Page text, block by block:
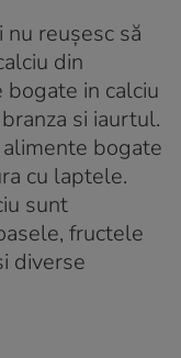
reușesc să
din
in calciu
si iaurtul.
bogate
cu laptele.
sunt
fructele
diverse